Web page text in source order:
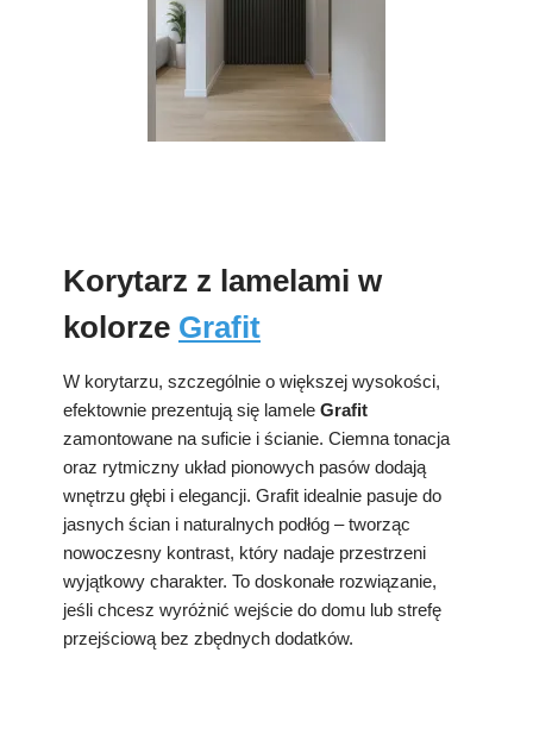
Korytarz z lamelami w
kolorze Grafit
W korytarzu, szczególnie o większej wysokości,
efektownie prezentują się lamele Grafit
zamontowane na suficie i ścianie. Ciemna tonacja
oraz rytmiczny układ pionowych pasów dodają
wnętrzu głębi i elegancji. Grafit idealnie pasuje do
jasnych ścian i naturalnych podłóg – tworząc
nowoczesny kontrast, który nadaje przestrzeni
wyjątkowy charakter. To doskonałe rozwiązanie,
jeśli chcesz wyróżnić wejście do domu lub strefę
przejściową bez zbędnych dodatków.